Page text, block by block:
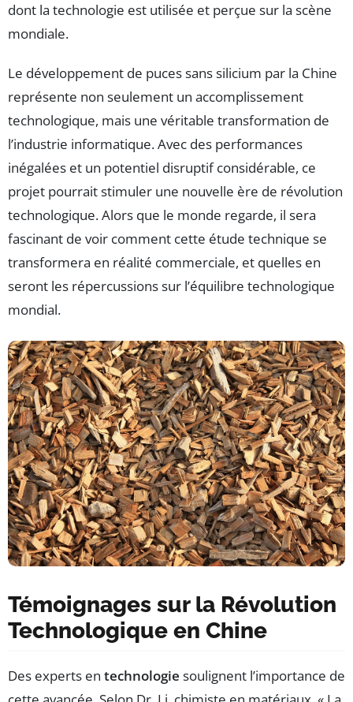
dont la technologie est utilisée et perçue sur la scène
mondiale.
Le développement de puces sans silicium par la Chine
représente non seulement un accomplissement
technologique, mais une véritable transformation de
l’industrie informatique. Avec des performances
inégalées et un potentiel disruptif considérable, ce
projet pourrait stimuler une nouvelle ère de révolution
technologique. Alors que le monde regarde, il sera
fascinant de voir comment cette étude technique se
transformera en réalité commerciale, et quelles en
seront les répercussions sur l’équilibre technologique
mondial.
Témoignages sur la Révolution
Technologique en Chine
Des experts en technologie soulignent l’importance de